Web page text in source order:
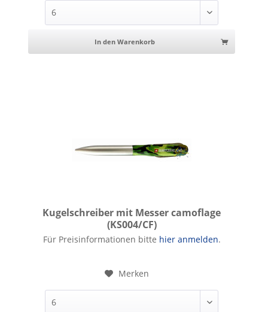
In den Warenkorb
Kugelschreiber mit Messer camoflage
(KS004/CF)
Kugelschreiber mit Messer camoflage
Für Preisinformationen bitte hier anmelden.
Merken